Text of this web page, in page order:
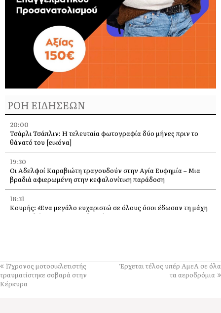
ΡΟΗ ΕΙΔΗΣΕΩΝ
20:00
Τσάρλι Τσάπλιν: Η τελευταία φωτογραφία δύο μήνες πριν το
θάνατό του [εικόνα]
19:30
Οι Αδελφοί Καραβιώτη τραγουδούν στην Αγία Ευφημία – Μια
βραδιά αφιερωμένη στην κεφαλονίτικη παράδοση
18:31
Κουρής: «Ένα μεγάλο ευχαριστώ σε όλους όσοι έδωσαν τη μάχη
με τις φλόγες στην Κεφαλονιά»
18:00
Η Χορωδία και Μαντολινάτα Αργοστολίου τραγουδά στο
Καπανδρίτι
17χρονος μοτοσικλετιστής
τραυματίστηκε σοβαρά στην
Κέρκυρα
Έρχεται τέλος υπέρ ΑμεΑ σε όλα
τα αεροδρόμια